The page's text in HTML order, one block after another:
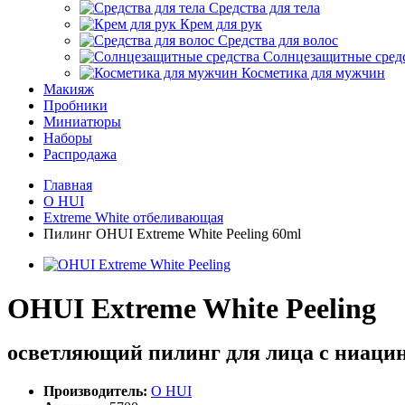
Средства для тела
Крем для рук
Средства для волос
Солнцезащитные
Косметика для мужчин
Макияж
Пробники
Миниатюры
Наборы
Распродажа
Главная
O HUI
Extreme White отбеливающая
Пилинг OHUI Extreme White Peeling 60ml
OHUI Extreme White Peeling
осветляющий пилинг для лица с
Производитель: O HUI